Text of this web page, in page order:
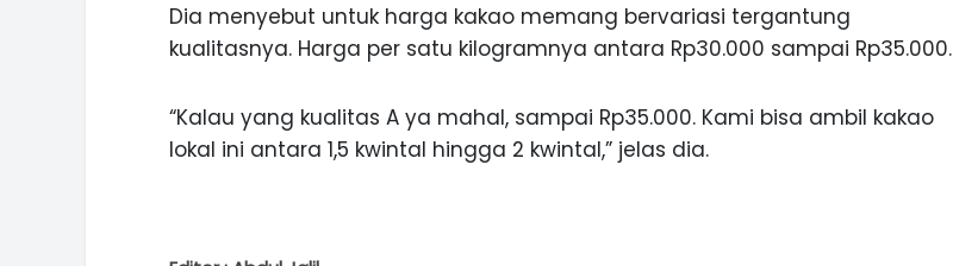
Dia menyebut untuk harga kakao memang bervariasi tergantung
kualitasnya. Harga per satu kilogramnya antara Rp30.000 sampai Rp35.000.
“Kalau yang kualitas A ya mahal, sampai Rp35.000. Kami bisa ambil kakao
lokal ini antara 1,5 kwintal hingga 2 kwintal,” jelas dia.